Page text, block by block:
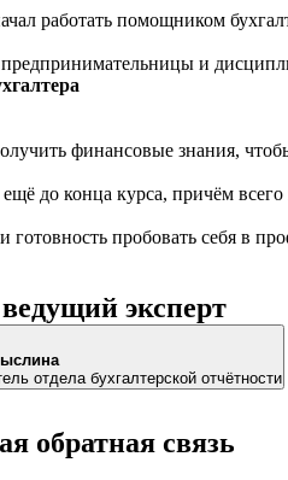
работать помощником
и
финансовые знания,
до конца курса, причём
готовность пробовать себя в
эксперт
отдела бухгалтерской отчётности
обратная связь